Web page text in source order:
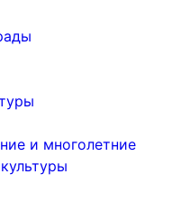
и многолетние